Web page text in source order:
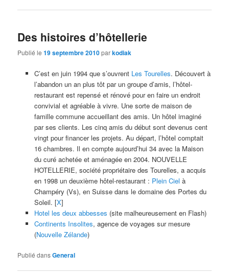
Des histoires d’hôtellerie
Publié le19 septembre 2010parkodiak
C’est en juin 1994 que s’ouvrent Les Tourelles. Découvert à
l’abandon un an plus tôt par un groupe d’amis, l’hôtel-
restaurant est repensé et rénové pour en faire un endroit
convivial et agréable à vivre. Une sorte de maison de
famille commune accueillant des amis. Un hôtel imaginé
par ses clients. Les cinq amis du début sont devenus cent
vingt pour financer les projets. Au départ, l’hôtel comptait
16 chambres. Il en compte aujourd’hui 34 avec la Maison
du curé achetée et aménagée en 2004. NOUVELLE
HOTELLERIE, société propriétaire des Tourelles, a acquis
en 1998 un deuxième hôtel-restaurant : Plein Ciel à
Champéry (Vs), en Suisse dans le domaine des Portes du
Soleil. [X]
Hotel les deux abbesses (site malheureusement en Flash)
Continents Insolites, agence de voyages sur mesure
(Nouvelle Zélande)
Publié dansGeneral